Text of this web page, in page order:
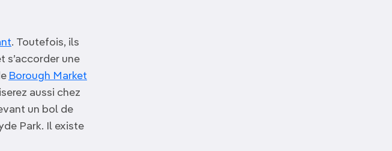
. Toutefois, ils
s’accorder une
Borough Market
aussi chez
un bol de
Park. Il existe